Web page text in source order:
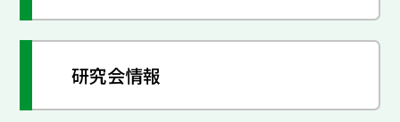
研究会情報